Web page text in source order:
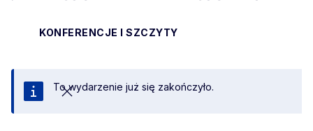
KONFERENCJE I SZCZYTY
Zamknij
To wydarzenie już się zakończyło.